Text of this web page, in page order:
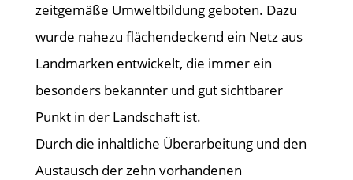
zeitgemäße Umweltbildung geboten. Dazu
wurde nahezu flächendeckend ein Netz aus
Landmarken entwickelt, die immer ein
besonders bekannter und gut sichtbarer
Punkt in der Landschaft ist.
Durch die inhaltliche Überarbeitung und den
Austausch der zehn vorhandenen